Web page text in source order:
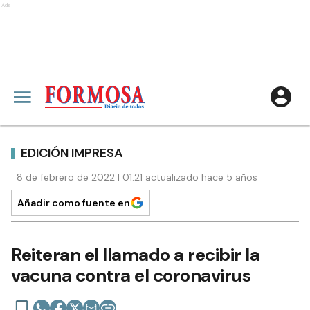
Ads
EDICIÓN IMPRESA
8 de febrero de 2022 | 01:21 actualizado hace 5 años
Añadir como fuente en
Reiteran el llamado a recibir la
vacuna contra el coronavirus